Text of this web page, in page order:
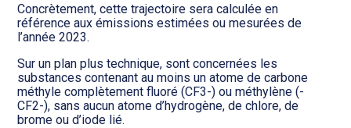
Concrètement, cette trajectoire sera calculée en
référence aux émissions estimées ou mesurées de
l’année 2023.
Sur un plan plus technique, sont concernées les
substances contenant au moins un atome de carbone
méthyle complètement fluoré (CF3-) ou méthylène (-
CF2-), sans aucun atome d’hydrogène, de chlore, de
brome ou d’iode lié.